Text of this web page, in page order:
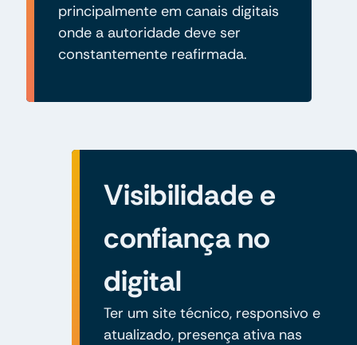
principalmente em canais digitais
onde a autoridade deve ser
constantemente reafirmada.
Visibilidade e
confiança no
digital
Ter um site técnico, responsivo e
atualizado, presença ativa nas